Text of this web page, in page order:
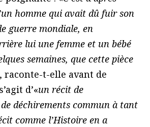
homme qui avait dû fuir son
guerre mondiale, en
lui une femme et un bébé
semaines, que cette pièce
raconte-t-elle avant de
d’«un récit de
déchirements commun à tant
comme l’Histoire en a